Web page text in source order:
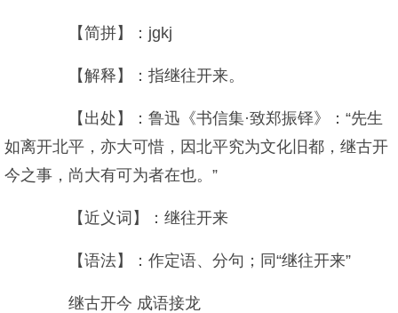
【简拼】：jgkj
【解释】：指继往开来。
【出处】：鲁迅《书信集·致郑振铎》：“先生
如离开北平，亦大可惜，因北平究为文化旧都，继古开
今之事，尚大有可为者在也。”
【近义词】：继往开来
【语法】：作定语、分句；同“继往开来”
继古开今 成语接龙